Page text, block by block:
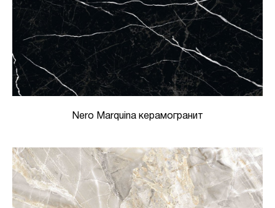
Nero Marquina керамогранит